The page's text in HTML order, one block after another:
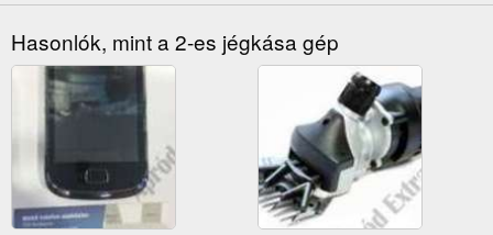
Hasonlók, mint a 2-es jégkása gép